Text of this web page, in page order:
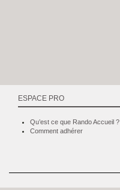
ESPACE PRO
Qu’est ce que Rando Accueil ?
Comment adhérer